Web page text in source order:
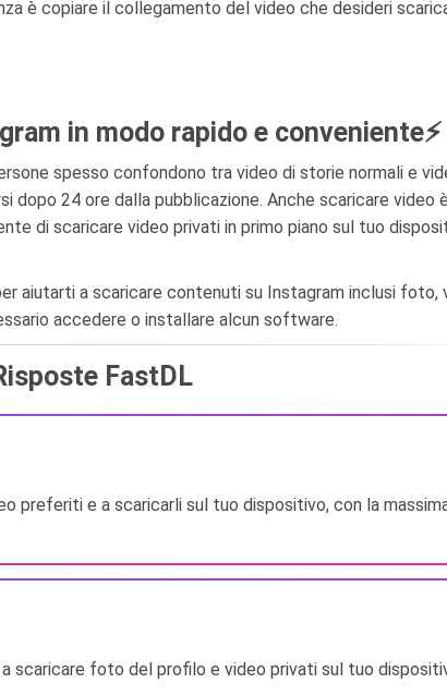
è copiare il collegamento del video che desideri
in modo rapido e conveniente⚡
spesso confondono tra video di storie normali e
dopo 24 ore dalla pubblicazione. Anche scaricare video
di scaricare video privati ​​in primo piano sul tuo
aiutarti a scaricare contenuti su Instagram inclusi foto,
accedere o installare alcun software.
FastDL
preferiti e a scaricarli sul tuo dispositivo, con la
scaricare foto del profilo e video privati ​​sul tuo